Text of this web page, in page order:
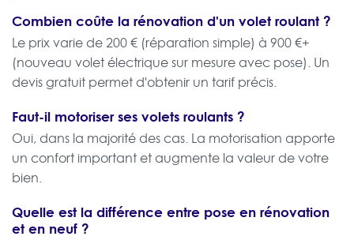
Combien coûte la rénovation d'un volet roulant ?
Le prix varie de 200 € (réparation simple) à 900 €+
(nouveau volet électrique sur mesure avec pose). Un
devis gratuit permet d'obtenir un tarif précis.
Faut-il motoriser ses volets roulants ?
Oui, dans la majorité des cas. La motorisation apporte
un confort important et augmente la valeur de votre
bien.
Quelle est la différence entre pose en rénovation
et en neuf ?